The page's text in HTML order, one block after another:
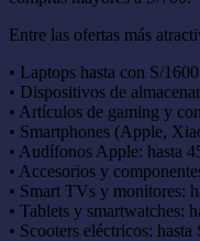
Entre las ofertas más
• Laptops hasta con S/
• Dispositivos de
• Artículos de gaming y
• Smartphones (Apple,
• Audífonos Apple: hasta
• Accesorios y
• Smart TVs y monitores:
• Tablets y smartwatches:
• Scooters eléctricos: hasta